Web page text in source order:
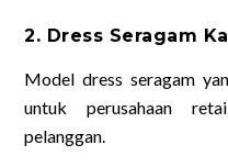
2. Dress Seragam
Model dress seragam
untuk perusahaan
pelanggan.